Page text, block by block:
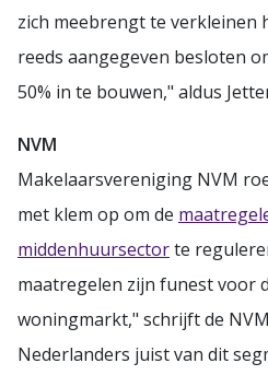
zich meebrengt te verkleinen
reeds aangegeven besloten
50% in te bouwen," aldus
NVM
Makelaarsvereniging NVM
met klem op om de
middenhuursectorte
maatregelen zijn funest voor
woningmarkt," schrijft de
Nederlanders juist van dit